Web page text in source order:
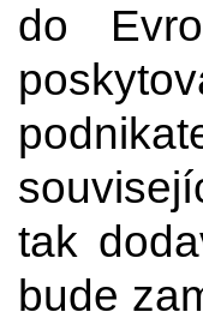
do
tak
bude